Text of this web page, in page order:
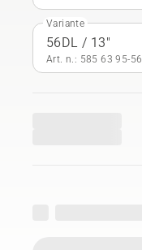
Variante
56DL / 13"
Art. n.: 585 63 95‑56